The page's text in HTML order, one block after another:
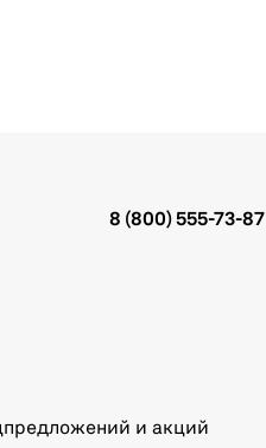
8 (800) 555-73-87
и акций